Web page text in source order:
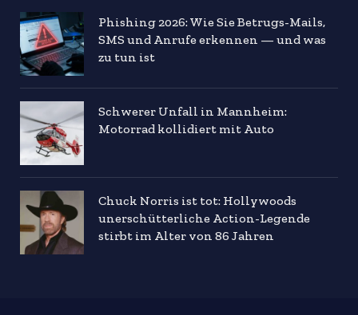
Phishing 2026: Wie Sie Betrugs-Mails,
SMS und Anrufe erkennen — und was
zu tun ist
Schwerer Unfall in Mannheim:
Motorrad kollidiert mit Auto
Chuck Norris ist tot: Hollywoods
unerschütterliche Action-Legende
stirbt im Alter von 86 Jahren